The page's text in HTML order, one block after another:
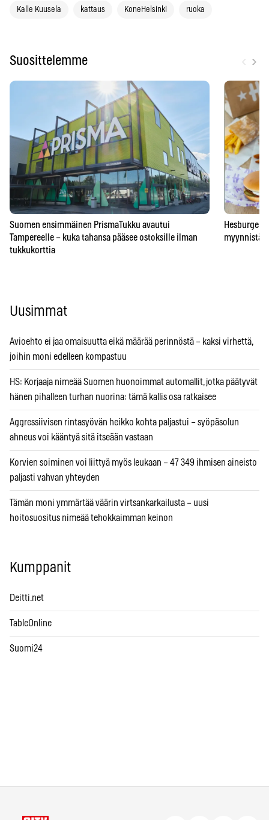
Kalle Kuusela kattaus KoneHelsinki ruoka
Suosittelemme ›
Suomen ensimmäinen PrismaTukku avautui
Tampereelle – kuka tahansa pääsee ostoksille ilman
tukkukorttia
myynnistä
Uusimmat
Avioehto ei jaa omaisuutta eikä määrää perinnöstä – kaksi virhettä,
joihin moni edelleen kompastuu
HS: Korjaaja nimeää Suomen huonoimmat automallit, jotka päätyvät
hänen pihalleen turhan nuorina: tämä kallis osa ratkaisee
Aggressiivisen rintasyövän heikko kohta paljastui – syöpäsolun
ahneus voi kääntyä sitä itseään vastaan
Korvien soiminen voi liittyä myös leukaan – 47 349 ihmisen aineisto
paljasti vahvan yhteyden
Tämän moni ymmärtää väärin virtsankarkailusta – uusi
hoitosuositus nimeää tehokkaimman keinon
Kumppanit
Deitti.net
TableOnline
Suomi24